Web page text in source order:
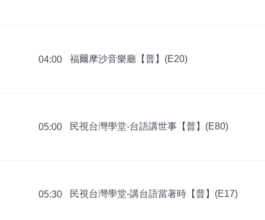
04:00 福爾摩沙音樂廳【普】(E20)
05:00 民視台灣學堂-台語講世事【普】(E80)
05:30 民視台灣學堂-講台語當著時【普】(E17)